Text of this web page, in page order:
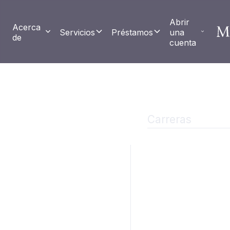
Acerca
de
Servicios Préstamos
Abrir
una
cuenta